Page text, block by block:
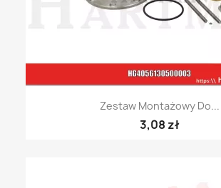
Zestaw Montażowy Do...
3,08 zł